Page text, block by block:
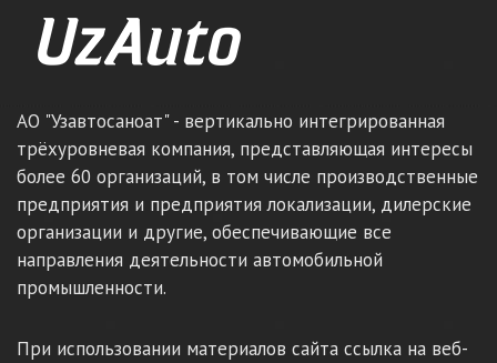
АО "Узавтосаноат" - вертикально интегрированная
трёхуровневая компания, представляющая интересы
более 60 организаций, в том числе производственные
предприятия и предприятия локализации, дилерские
организации и другие, обеспечивающие все
направления деятельности автомобильной
промышленности.
При использовании материалов сайта ссылка на веб-